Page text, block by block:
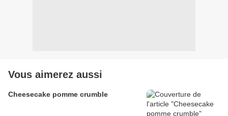
Vous aimerez aussi
Cheesecake pomme crumble